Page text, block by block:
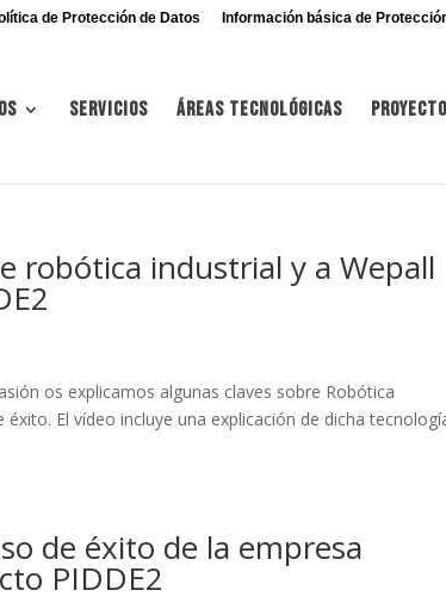
de Protección de Datos Información básica de
Servicios Áreas tecnológicas
robótica industrial y a Wepall
os explicamos algunas claves sobre Robótica
El vídeo incluye una explicación de dicha
de éxito de la empresa
PIDDE2